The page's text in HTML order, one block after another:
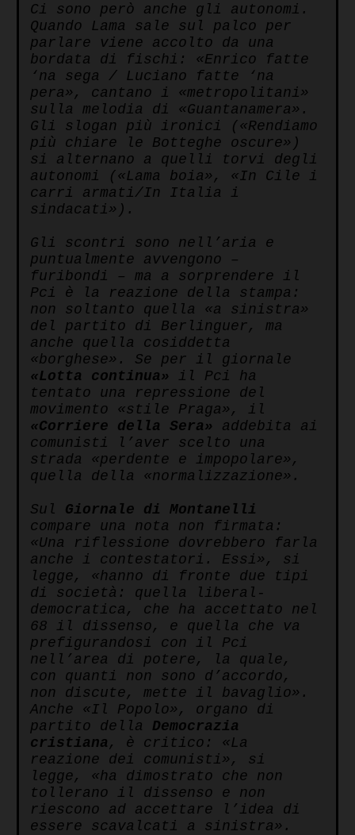
Ci sono però anche gli autonomi.
Quando Lama sale sul palco per
parlare viene accolto da una
bordata di fischi: «Enrico fatte
‘na sega / Luciano fatte ‘na
pera», cantano i «metropolitani»
sulla melodia di «Guantanamera».
Gli slogan più ironici («Rendiamo
più chiare le Botteghe oscure»)
si alternano a quelli torvi degli
autonomi («Lama boia», «In Cile i
carri armati/In Italia i
sindacati»).
Gli scontri sono nell’aria e
puntualmente avvengono –
furibondi – ma a sorprendere il
Pci è la reazione della stampa:
non soltanto quella «a sinistra»
del partito di Berlinguer, ma
anche quella cosiddetta
«borghese». Se per il giornale
«Lotta continua» il Pci ha
tentato una repressione del
movimento «stile Praga», il
«Corriere della Sera» addebita ai
comunisti l’aver scelto una
strada «perdente e impopolare»,
quella della «normalizzazione».
Sul Giornale di Montanelli
compare una nota non firmata:
«Una riflessione dovrebbero farla
anche i contestatori. Essi», si
legge, «hanno di fronte due tipi
di società: quella liberal-
democratica, che ha accettato nel
68 il dissenso, e quella che va
prefigurandosi con il Pci
nell’area di potere, la quale,
con quanti non sono d’accordo,
non discute, mette il bavaglio».
Anche «Il Popolo», organo di
partito della Democrazia
cristiana , è critico: «La
reazione dei comunisti», si
legge, «ha dimostrato che non
tollerano il dissenso e non
riescono ad accettare l’idea di
essere scavalcati a sinistra».